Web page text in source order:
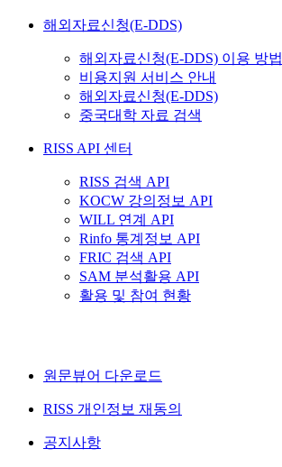
해외자료신청(E-DDS)
해외자료신청(E-DDS) 이용 방법
비용지원 서비스 안내
해외자료신청(E-DDS)
중국대학 자료 검색
RISS API 센터
RISS 검색 API
KOCW 강의정보 API
WILL 연계 API
Rinfo 통계정보 API
FRIC 검색 API
SAM 분석활용 API
활용 및 참여 현황
원문뷰어 다운로드
RISS 개인정보 재동의
공지사항